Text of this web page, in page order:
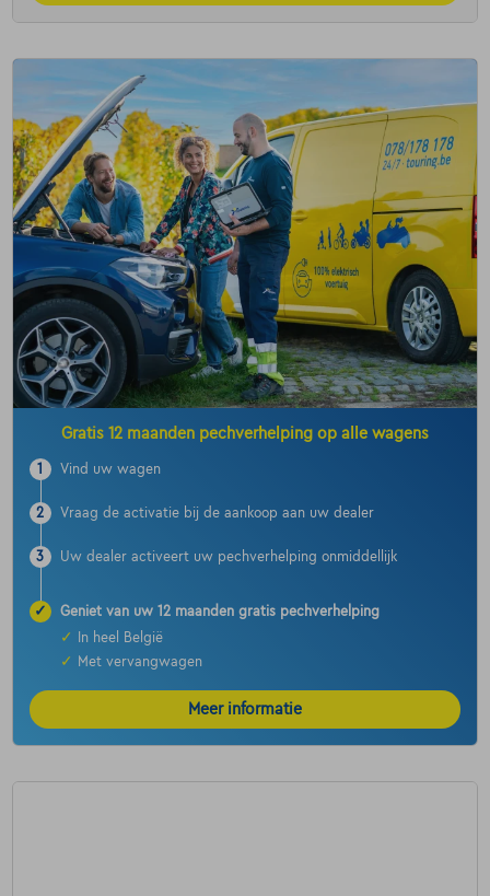
Gratis 12 maanden pechverhelping op alle wagens
1 Vind uw wagen
2 Vraag de activatie bij de aankoop aan uw dealer
3 Uw dealer activeert uw pechverhelping onmiddellijk
✓
Geniet van uw 12 maanden gratis pechverhelping
✓
In heel België
✓
Met vervangwagen
Meer informatie